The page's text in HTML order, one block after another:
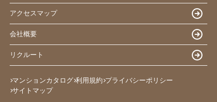
アクセスマップ
会社概要
リクルート
マンションカタログ 利用規約 プライバシーポリシー
サイトマップ